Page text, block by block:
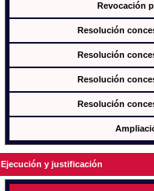
Revocación
Resolución
Resolución
Resolución
Resolución
Ejecución y justificación